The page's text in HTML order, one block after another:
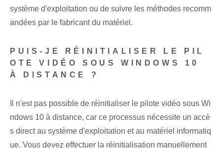
système d'exploitation ou de suivre les méthodes recomm
andées par le fabricant du matériel.
PUIS-JE RÉINITIALISER LE PIL
OTE VIDÉO SOUS WINDOWS 10
À DISTANCE ?
Il n'est pas possible de réinitialiser le pilote vidéo sous Wi
ndows 10 à distance, car ce processus nécessite un accè
s direct au système d'exploitation et au matériel informatiq
ue. Vous devez effectuer la réinitialisation manuellement